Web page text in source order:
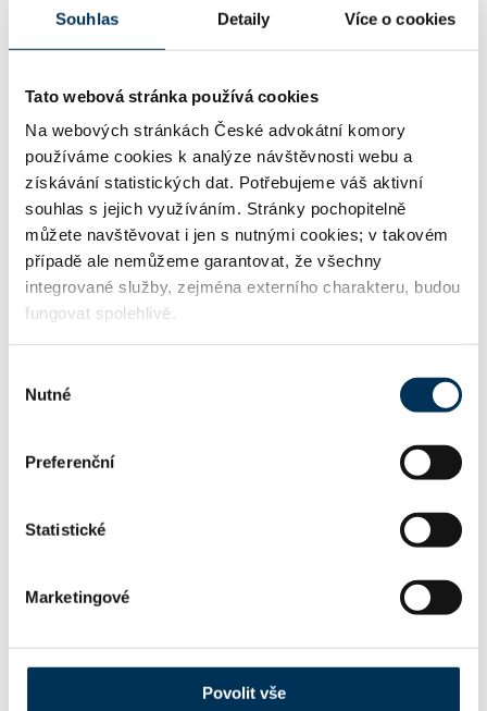
Souhlas Detaily Více o cookies
Tato webová stránka používá cookies
Na webových stránkách České advokátní komory
používáme cookies k analýze návštěvnosti webu a
získávání statistických dat. Potřebujeme váš aktivní
souhlas s jejich využíváním. Stránky pochopitelně
můžete navštěvovat i jen s nutnými cookies; v takovém
případě ale nemůžeme garantovat, že všechny
integrované služby, zejména externího charakteru, budou
fungovat spolehlivě.
souhlasu
Nutné
Preferenční
Statistické
Marketingové
Povolit vše
02 občanské právo
16 obchodní právo
17 obchodní společnosti, družstva
52 sportovní právo